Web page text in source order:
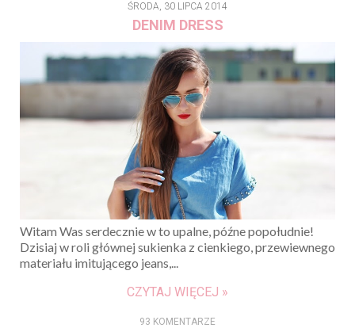
ŚRODA, 30 LIPCA 2014
DENIM DRESS
Witam Was serdecznie w to upalne, późne popołudnie!
Dzisiaj w roli głównej sukienka z cienkiego, przewiewnego
materiału imitującego jeans,...
CZYTAJ WIĘCEJ »
93 KOMENTARZE